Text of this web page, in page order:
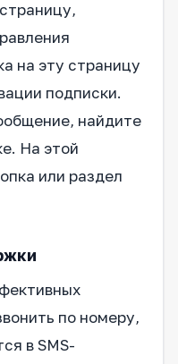
на эту страницу
подписки.
найдите
На этой
или раздел
по номеру,
в SMS-